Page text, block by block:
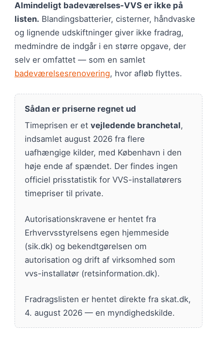
Almindeligt badeværelses-VVS er ikke på
listen. Blandingsbatterier, cisterner, håndvaske
og lignende udskiftninger giver ikke fradrag,
medmindre de indgår i en større opgave, der
selv er omfattet — som en samlet
badeværelsesrenovering, hvor afløb flyttes.
Sådan er priserne regnet ud
Timeprisen er et vejledende branchetal,
indsamlet august 2026 fra flere
uafhængige kilder, med København i den
høje ende af spændet. Der findes ingen
officiel prisstatistik for VVS-installatørers
timepriser til private.
Autorisationskravene er hentet fra
Erhvervsstyrelsens egen hjemmeside
(sik.dk) og bekendtgørelsen om
autorisation og drift af virksomhed som
vvs-installatør (retsinformation.dk).
Fradragslisten er hentet direkte fra skat.dk,
4. august 2026 — en myndighedskilde.